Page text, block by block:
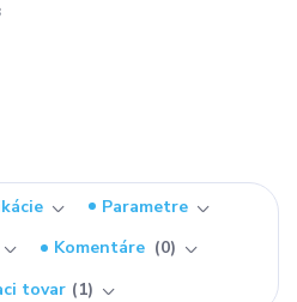
Parametre
Komentáre
0
tovar
1